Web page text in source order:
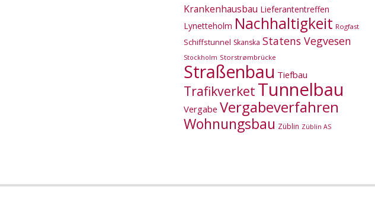
Krankenhausbau Lieferantentreffen
Lynetteholm Nachhaltigkeit Rogfast
Schiffstunnel Skanska Statens Vegvesen
Stockholm Storstrømbrücke
Straßenbau Tiefbau
Trafikverket Tunnelbau
Vergabe Vergabeverfahren
Wohnungsbau Züblin Züblin AS